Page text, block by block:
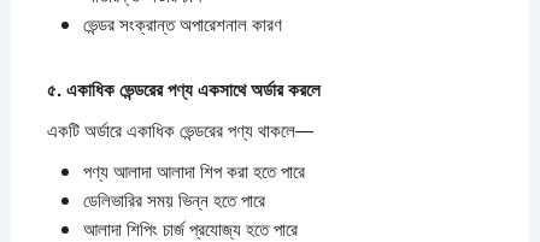
ভেন্ডর সংক্রান্ত অপারেশনাল কারণ
৫.একাধিকভেন্ডরেরপণ্যএকসাথেঅর্ডারকরলে
একটি অর্ডারে একাধিক ভেন্ডরের পণ্য থাকলে—
পণ্য আলাদা আলাদা শিপ করা হতে পারে
ডেলিভারির সময় ভিন্ন হতে পারে
আলাদা শিপিং চার্জ প্রযোজ্য হতে পারে